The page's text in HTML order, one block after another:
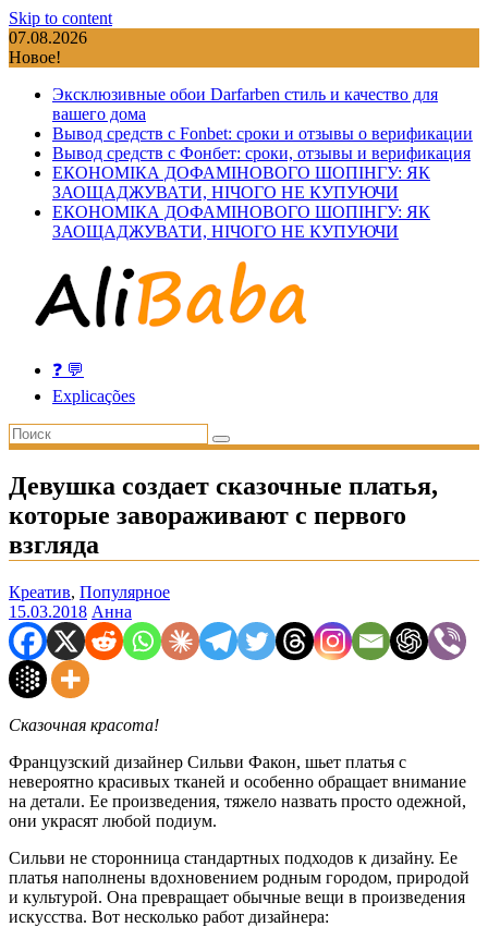
Skip to content
07.08.2026
Новое!
Эксклюзивные обои Darfarben стиль и качество для
вашего дома
Вывод средств с Fonbet: сроки и отзывы о верификации
Вывод средств с Фонбет: сроки, отзывы и верификация
ЕКОНОМІКА ДОФАМІНОВОГО ШОПІНГУ: ЯК
ЗАОЩАДЖУВАТИ, НІЧОГО НЕ КУПУЮЧИ
ЕКОНОМІКА ДОФАМІНОВОГО ШОПІНГУ: ЯК
ЗАОЩАДЖУВАТИ, НІЧОГО НЕ КУПУЮЧИ
❓ 💬
Explicações
Девушка создает сказочные платья,
которые завораживают с первого
взгляда
Креатив, Популярное
15.03.2018 Анна
Сказочная красота!
Французский дизайнер Сильви Факон, шьет платья с
невероятно красивых тканей и особенно обращает внимание
на детали. Ее произведения, тяжело назвать просто одежной,
они украсят любой подиум.
Сильви не сторонница стандартных подходов к дизайну. Ее
платья наполнены вдохновением родным городом, природой
и культурой. Она превращает обычные вещи в произведения
искусства. Вот несколько работ дизайнера: